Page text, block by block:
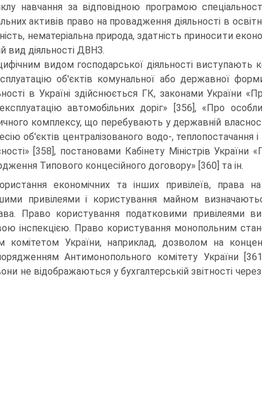
навчання за відповідною програмою
активів право на провадження діяльності в
нематеріальна природа, здатність при­носити
вид діяльності ДВНЗ.
видом господарської ді­яльності виступають
об'єктів комунальної або державної
в Україні здійснюється ГК, за­конами України
автомобільних доріг» [356], «Про
комплексу, що перебувають у державній
об'єктів централізованого водо-,
[358], постановами Кабінету Міністрів України
Типового концесійного договору» [360] та ін.
економічних та інших привілеїв, права
привілеями і користування майном
Право користування податкови­ми привілеями
інспекцією. Право користування монопольним
комітетом України, наприклад, дозволом на
Антимонопольного ко­мітету України
не відображаються у бухгалтер­ській звітності